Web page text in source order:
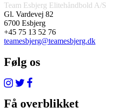
Team Esbjerg Elitehåndbold A/S
Gl. Vardevej 82
6700 Esbjerg
+45 75 13 52 76
teamesbjerg@teamesbjerg.dk
Følg os
Få overblikket